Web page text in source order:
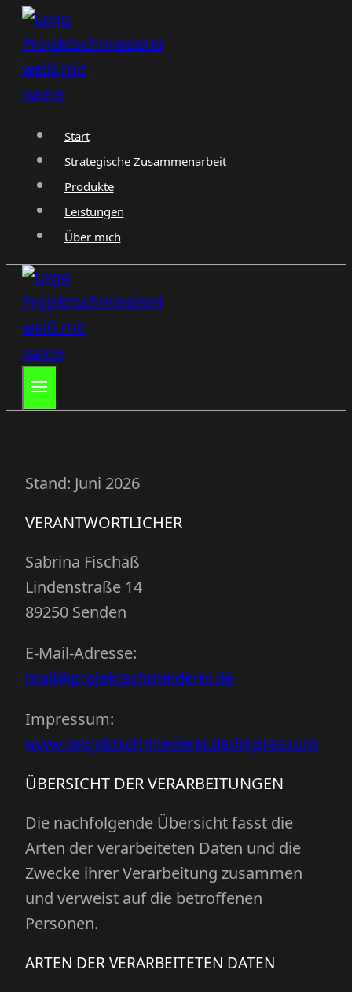
Zum
Inhalt
springen
Start
Strategische Zusammenarbeit
Produkte
Leistungen
Über mich
Stand: Juni 2026
VERANTWORTLICHER
Sabrina Fischäß
Lindenstraße 14
89250 Senden
E-Mail-Adresse:
mail@projektschmiederei.de
Impressum:
www.projektschmiederei.de/impressum
ÜBERSICHT DER VERARBEITUNGEN
Die nachfolgende Übersicht fasst die
Arten der verarbeiteten Daten und die
Zwecke ihrer Verarbeitung zusammen
und verweist auf die betroffenen
Personen.
ARTEN DER VERARBEITETEN DATEN